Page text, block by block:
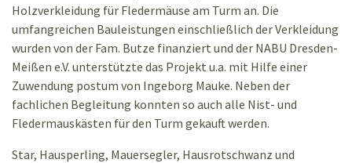
Holzverkleidung für Fledermäuse am Turm an. Die
umfangreichen Bauleistungen einschließlich der Verkleidung
wurden von der Fam. Butze finanziert und der NABU Dresden-
Meißen e.V. unterstützte das Projekt u.a. mit Hilfe einer
Zuwendung postum von Ingeborg Mauke. Neben der
fachlichen Begleitung konnten so auch alle Nist- und
Fledermauskästen für den Turm gekauft werden.
Star, Hausperling, Mauersegler, Hausrotschwanz und